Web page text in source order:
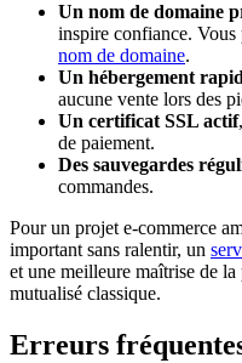
Un nom de domaine
inspire confiance. Vous
nom de domaine.
Un hébergement
aucune vente lors des
Un certificat SSL actif
de paiement.
Des sauvegardes
commandes.
Pour un projet e-commerce
important sans ralentir, un
et une meilleure maîtrise de
mutualisé classique.
Erreurs